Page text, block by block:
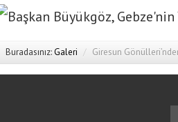
Buradasınız:Galeri / Giresun